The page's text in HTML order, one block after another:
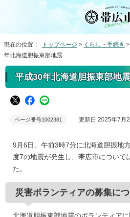
現在の位置： トップページ > くらし・手続き >
年北海道胆振東部地震
平成30年北海道胆振東部地
ページ番号1002381 更新日 2025年7月
9月6日、午前3時7分に北海道胆振地
度7の地震が発生し、帯広市について
た。
災害ボランティアの募集に